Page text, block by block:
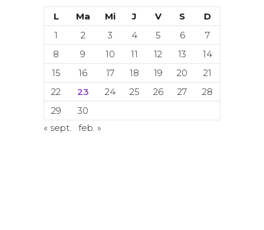
L
Ma Mi J V S
D
1
2 3 4 5 6
7
8
9 10 11 12 13
14
15
16 17 18 19 20
21
22
23 24 25 26 27
28
29
30
« sept.
feb. »